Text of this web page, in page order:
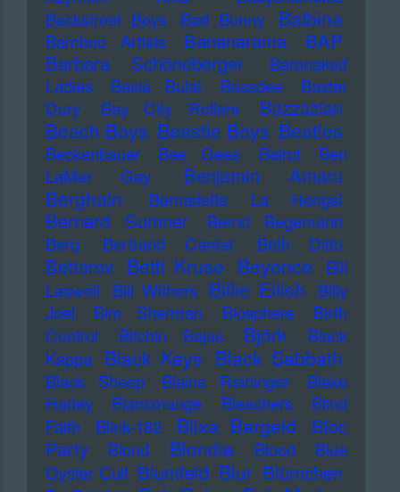
Backstreet Boys
Bad Bunny Balbina
Bamboo Artists Bananarama
BAP
Barbara Schöneberger
Barenaked
Ladies
Basia Bulat Bassdee
Baxter
Dury
Bay City Rollers Bazzazian
Beach Boys Beastie Boys Beatles
Beckenbauer Bee Gees Beirut
Ben
LaMar Gay
Benjamin Amaru
Berghain Bernadette La Hengst
Bernard Sumner
Bernd Begemann
Berq
Bertrand Cantat Beth Ditto
Betterov Betti Kruse Beyonce
Bill
Laswell
Bill Withers Billie Eilish
Billy
Joel
Bim Sherman Biosphere
Birth
Control
Bitchin Bajas Björk
Black
Kappa Black Keys Black Sabbath
Black Sheep Blaine Reininger
Blake
Harley
Blancmange Bleachers
Blind
Faith
Blink-182 Blixa Bargeld
Bloc
Party
Blond Blondie Blood
Blue
Oyster Cult Blumfeld Blur Blümchen